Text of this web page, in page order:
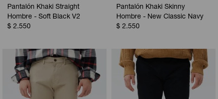
Pantalón Khaki Straight
Hombre - Soft Black V2
$ 2.550
Pantalón Khaki Skinny
Hombre - New Classic Navy
$ 2.550